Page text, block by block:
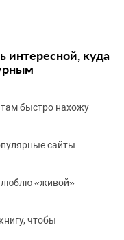
интересной, куда
быстро нахожу
сайты —
люблю «живой»
чтобы